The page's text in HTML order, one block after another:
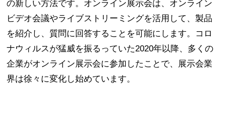
の新しい方法です。オンライン展示会は、オンライン
ビデオ会議やライブストリーミングを活用して、製品
を紹介し、質問に回答することを可能にします。コロ
ナウィルスが猛威を振るっていた2020年以降、多くの
企業がオンライン展示会に参加したことで、展示会業
界は徐々に変化し始めています。